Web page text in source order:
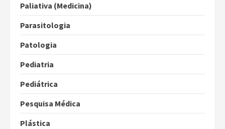
Paliativa (Medicina)
Parasitologia
Patologia
Pediatria
Pediátrica
Pesquisa Médica
Plástica